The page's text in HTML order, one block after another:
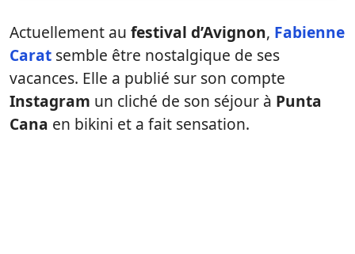
Actuellement au festival d’Avignon, Fabienne
Carat semble être nostalgique de ses
vacances. Elle a publié sur son compte
Instagram un cliché de son séjour à Punta
Cana en bikini et a fait sensation.